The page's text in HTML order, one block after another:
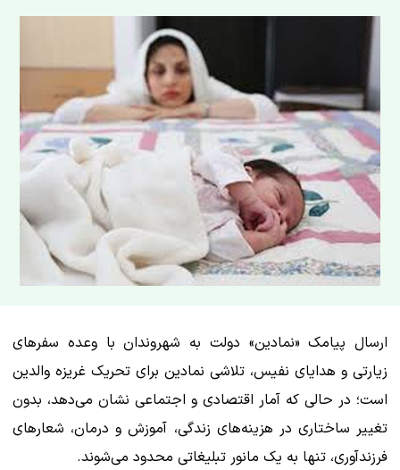
ارسال پیامک «نمادین» دولت به شهروندان با وعده سفرهای
زیارتی و هدایای نفیس، تلاشی نمادین برای تحریک غریزه والدین
است؛ در حالی که آمار اقتصادی و اجتماعی نشان می‌دهد، بدون
تغییر ساختاری در هزینه‌های زندگی، آموزش و درمان، شعارهای
فرزندآوری، تنها به یک مانور تبلیغاتی محدود می‌شوند.